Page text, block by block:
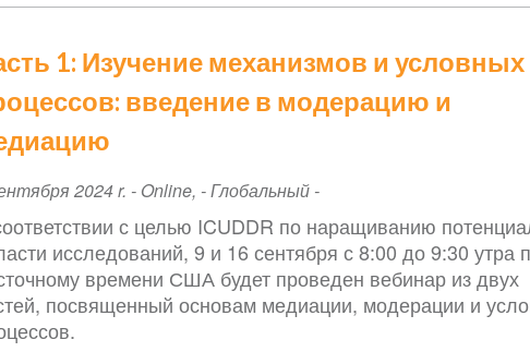
1: Изучение механизмов и условных
введение в модерацию и
2024 r. - Online, - Глобальный -
с целью ICUDDR по наращиванию
исследований, 9 и 16 сентября с 8:00 до 9:30 утра
времени США будет проведен вебинар из двух
посвященный основам медиации, модерации и